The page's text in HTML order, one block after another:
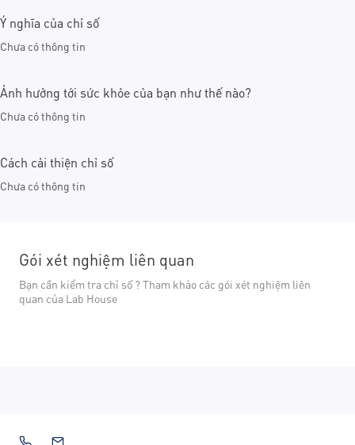
Ý nghĩa của chỉ số
Chưa có thông tin
Ảnh hưởng tới sức khỏe của bạn như thế nào?
Chưa có thông tin
Cách cải thiện chỉ số
Chưa có thông tin
Gói xét nghiệm liên quan
Bạn cần kiểm tra chỉ số ? Tham khảo các gói xét nghiệm liên
quan của Lab House